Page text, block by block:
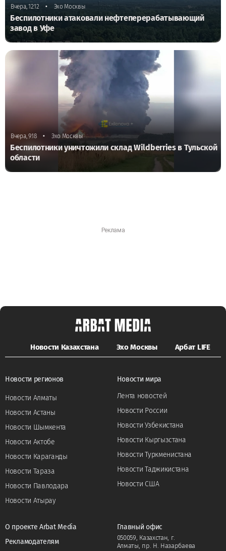
Вчера, 12:12 • Эхо Москвы
Беспилотники атаковали нефтеперерабатывающий
завод в Уфе
Вчера, 9:18 • Эхо Москвы
Беспилотники уничтожили склад Wildberries в Тульской
области
Новости Казахстана Эхо Москвы Арбат LIFE
Новости регионов
Новости Алматы
Новости Астаны
Новости Шымкента
Новости Актобе
Новости Караганды
Новости Тараза
Новости Павлодара
Новости Атырау
Новости мира
Лента новостей
Новости России
Новости Узбекистана
Новости Кыргызстана
Новости Туркменистана
Новости Таджикистана
Новости США
О проекте Arbat Media
Рекламодателям
Главный офис
050059, Казахстан, г.
Алматы, пр. Н. Назарбаева